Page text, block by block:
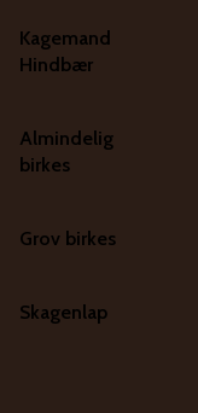
Kagemand
Hindbær
Almindelig
birkes
Grov birkes
Skagenlap